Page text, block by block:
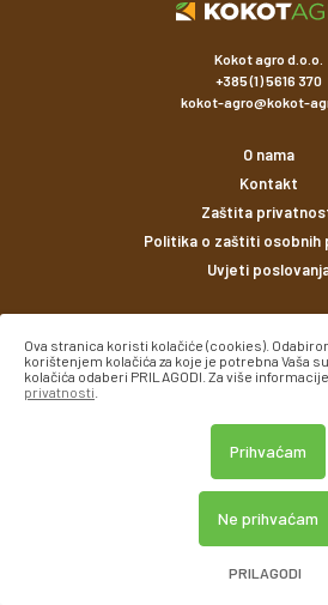
Kokot agro d.o.o.
+385 (1) 5616 370
kokot-agro@kokot-
O nama
Kontakt
Zaštita
Politika o zaštiti osobnih
Uvjeti
© Kokot agro 2026. Sva prava
Ova stranica koristi kolačiće (cookies).
korištenjem kolačića za koje je potrebna Vaša
kolačića odaberi PRILAGODI. Za više
privatnosti
PRILAGODI
Ne prihvaćam
Prihvaćam